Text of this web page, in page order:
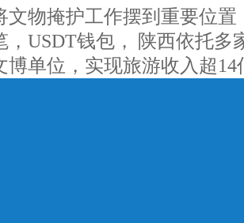
文物掩护工作摆到重要位
，USDT钱包， 陕西依托多
博单位，实现旅游收入超